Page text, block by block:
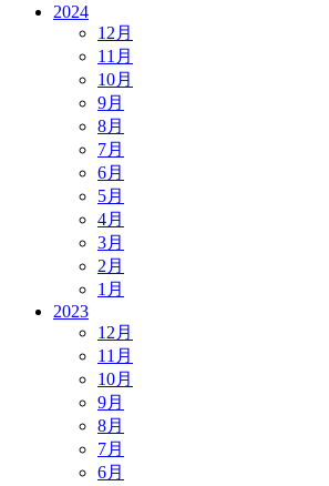
2024
12月
11月
10月
9月
8月
7月
6月
5月
4月
3月
2月
1月
2023
12月
11月
10月
9月
8月
7月
6月